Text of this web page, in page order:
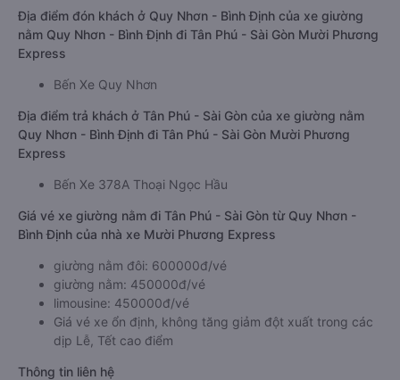
Địa điểm đón khách ở Quy Nhơn - Bình Định của xe giường
nằm Quy Nhơn - Bình Định đi Tân Phú - Sài Gòn Mười Phương
Express
Bến Xe Quy Nhơn
Địa điểm trả khách ở Tân Phú - Sài Gòn của xe giường nằm
Quy Nhơn - Bình Định đi Tân Phú - Sài Gòn Mười Phương
Express
Bến Xe 378A Thoại Ngọc Hầu
Giá vé xe giường nằm đi Tân Phú - Sài Gòn từ Quy Nhơn -
Bình Định của nhà xe Mười Phương Express
giường nằm đôi: 600000đ/vé
giường nằm: 450000đ/vé
limousine: 450000đ/vé
Giá vé xe ổn định, không tăng giảm đột xuất trong các
dịp Lễ, Tết cao điểm
Thông tin liên hệ